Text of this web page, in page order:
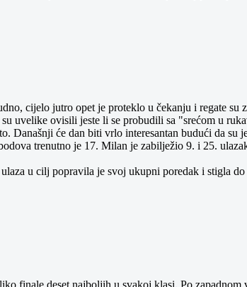
cijelo jutro opet je proteklo u čekanju i regate su
uvelike ovisili jeste li se probudili sa "srećom u
Današnji će dan biti vrlo interesantan budući da su
trenutno je 17. Milan je zabilježio 9. i 25.
u cilj popravila je svoj ukupni poredak i stigla